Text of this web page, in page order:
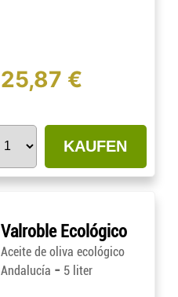
25,87 €
KAUFEN
Valroble Ecológico
Aceite de oliva ecológico
Andalucía - 5 liter